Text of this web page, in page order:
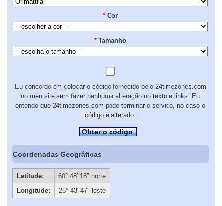
* Cor
* Tamanho
Eu concordo em colocar o código fornecido pelo 24timezones.com
no meu site sem fazer nenhuma alteração no texto e links. Eu
entendo que 24timezones.com pode terminar o serviço, no caso o
código é alterado.
Obter o código
Coordenadas Geográficas
Latitude:
60° 48′ 18″ norte
Longitude:
25° 43′ 47″ leste